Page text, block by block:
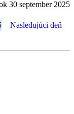
30 september 2025
Nasledujúci deň